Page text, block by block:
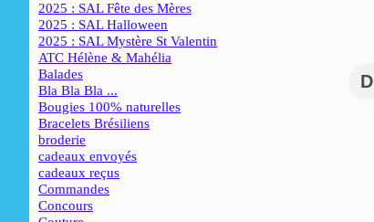
2025 : SAL Fête des Mères
2025 : SAL Halloween
2025 : SAL Mystère St Valentin
ATC Hélène & Mahélia
Balades
Bla Bla Bla ...
Bougies 100% naturelles
Bracelets Brésiliens
broderie
cadeaux envoyés
cadeaux reçus
Commandes
Concours
D